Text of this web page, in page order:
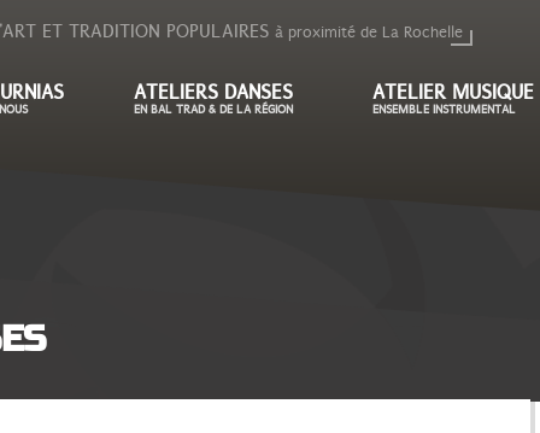
ET TRADITION POPULAIRES à proximité de La Rochelle
ATELIERS DANSES
EN BAL TRAD & DE LA RÉGION
ATELIER MUSIQUE
ENSEMBLE INSTRUMENTAL